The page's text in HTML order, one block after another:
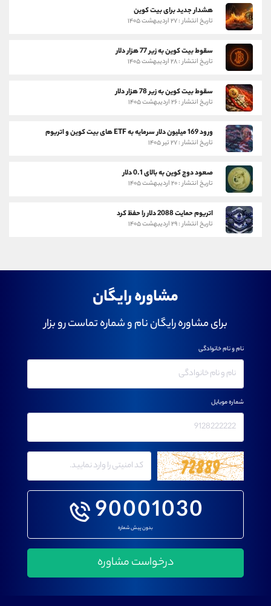
هشدار جدید برای بیت کوین
تاریخ انتشار : ۲۷ اردیبهشت ۱۴۰۵
سقوط بیت کوین به زیر 77 هزار دلار
تاریخ انتشار : ۲۸ اردیبهشت ۱۴۰۵
سقوط بیت کوین به زیر 78 هزار دلار
تاریخ انتشار : ۲۶ اردیبهشت ۱۴۰۵
ورود 169 میلیون دلار سرمایه به ETF های بیت کوین و اتریوم
تاریخ انتشار : ۲۷ تیر ۱۴۰۵
صعود دوج کوین به بالای 0.1 دلار
تاریخ انتشار : ۲۰ اردیبهشت ۱۴۰۵
اتریوم حمایت 2088 دلار را حفظ کرد
تاریخ انتشار : ۲۹ اردیبهشت ۱۴۰۵
مشاوره رایگان
برای مشاوره رایگان نام و شماره تماست رو بزار
90001030
بدون پیش شماره
نام و نام خانوادگی
شماره موبایل